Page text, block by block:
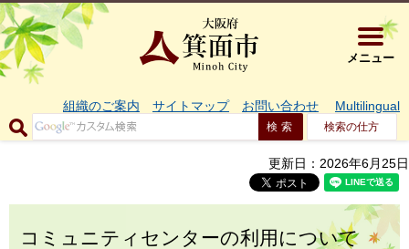
大阪府箕
メニュー
組織のご案内 サイトマップ お問い合わせ Multilingual
検索の仕方
更新日：2026年6月25日
コミュニティセンターの利用について